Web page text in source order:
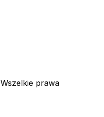
Wszelkie prawa